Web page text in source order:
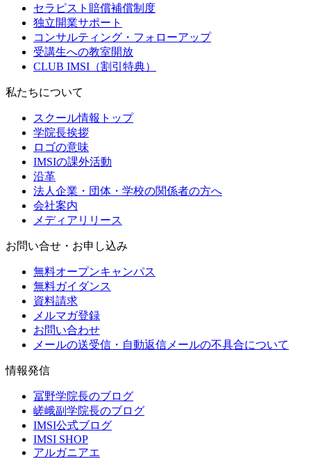
セラピスト賠償補償制度
独立開業サポート
コンサルティング・フォローアップ
受講生への教室開放
CLUB IMSI（割引特典）
私たちについて
スクール情報トップ
学院長挨拶
ロゴの意味
IMSIの課外活動
沿革
法人企業・団体・学校の関係者の方へ
会社案内
メディアリリース
お問い合せ・お申し込み
無料オープンキャンパス
無料ガイダンス
資料請求
メルマガ登録
お問い合わせ
メールの送受信・自動返信メールの不具合について
情報発信
冨野学院長のブログ
嵯峨副学院長のブログ
IMSI公式ブログ
IMSI SHOP
アルガニアエ